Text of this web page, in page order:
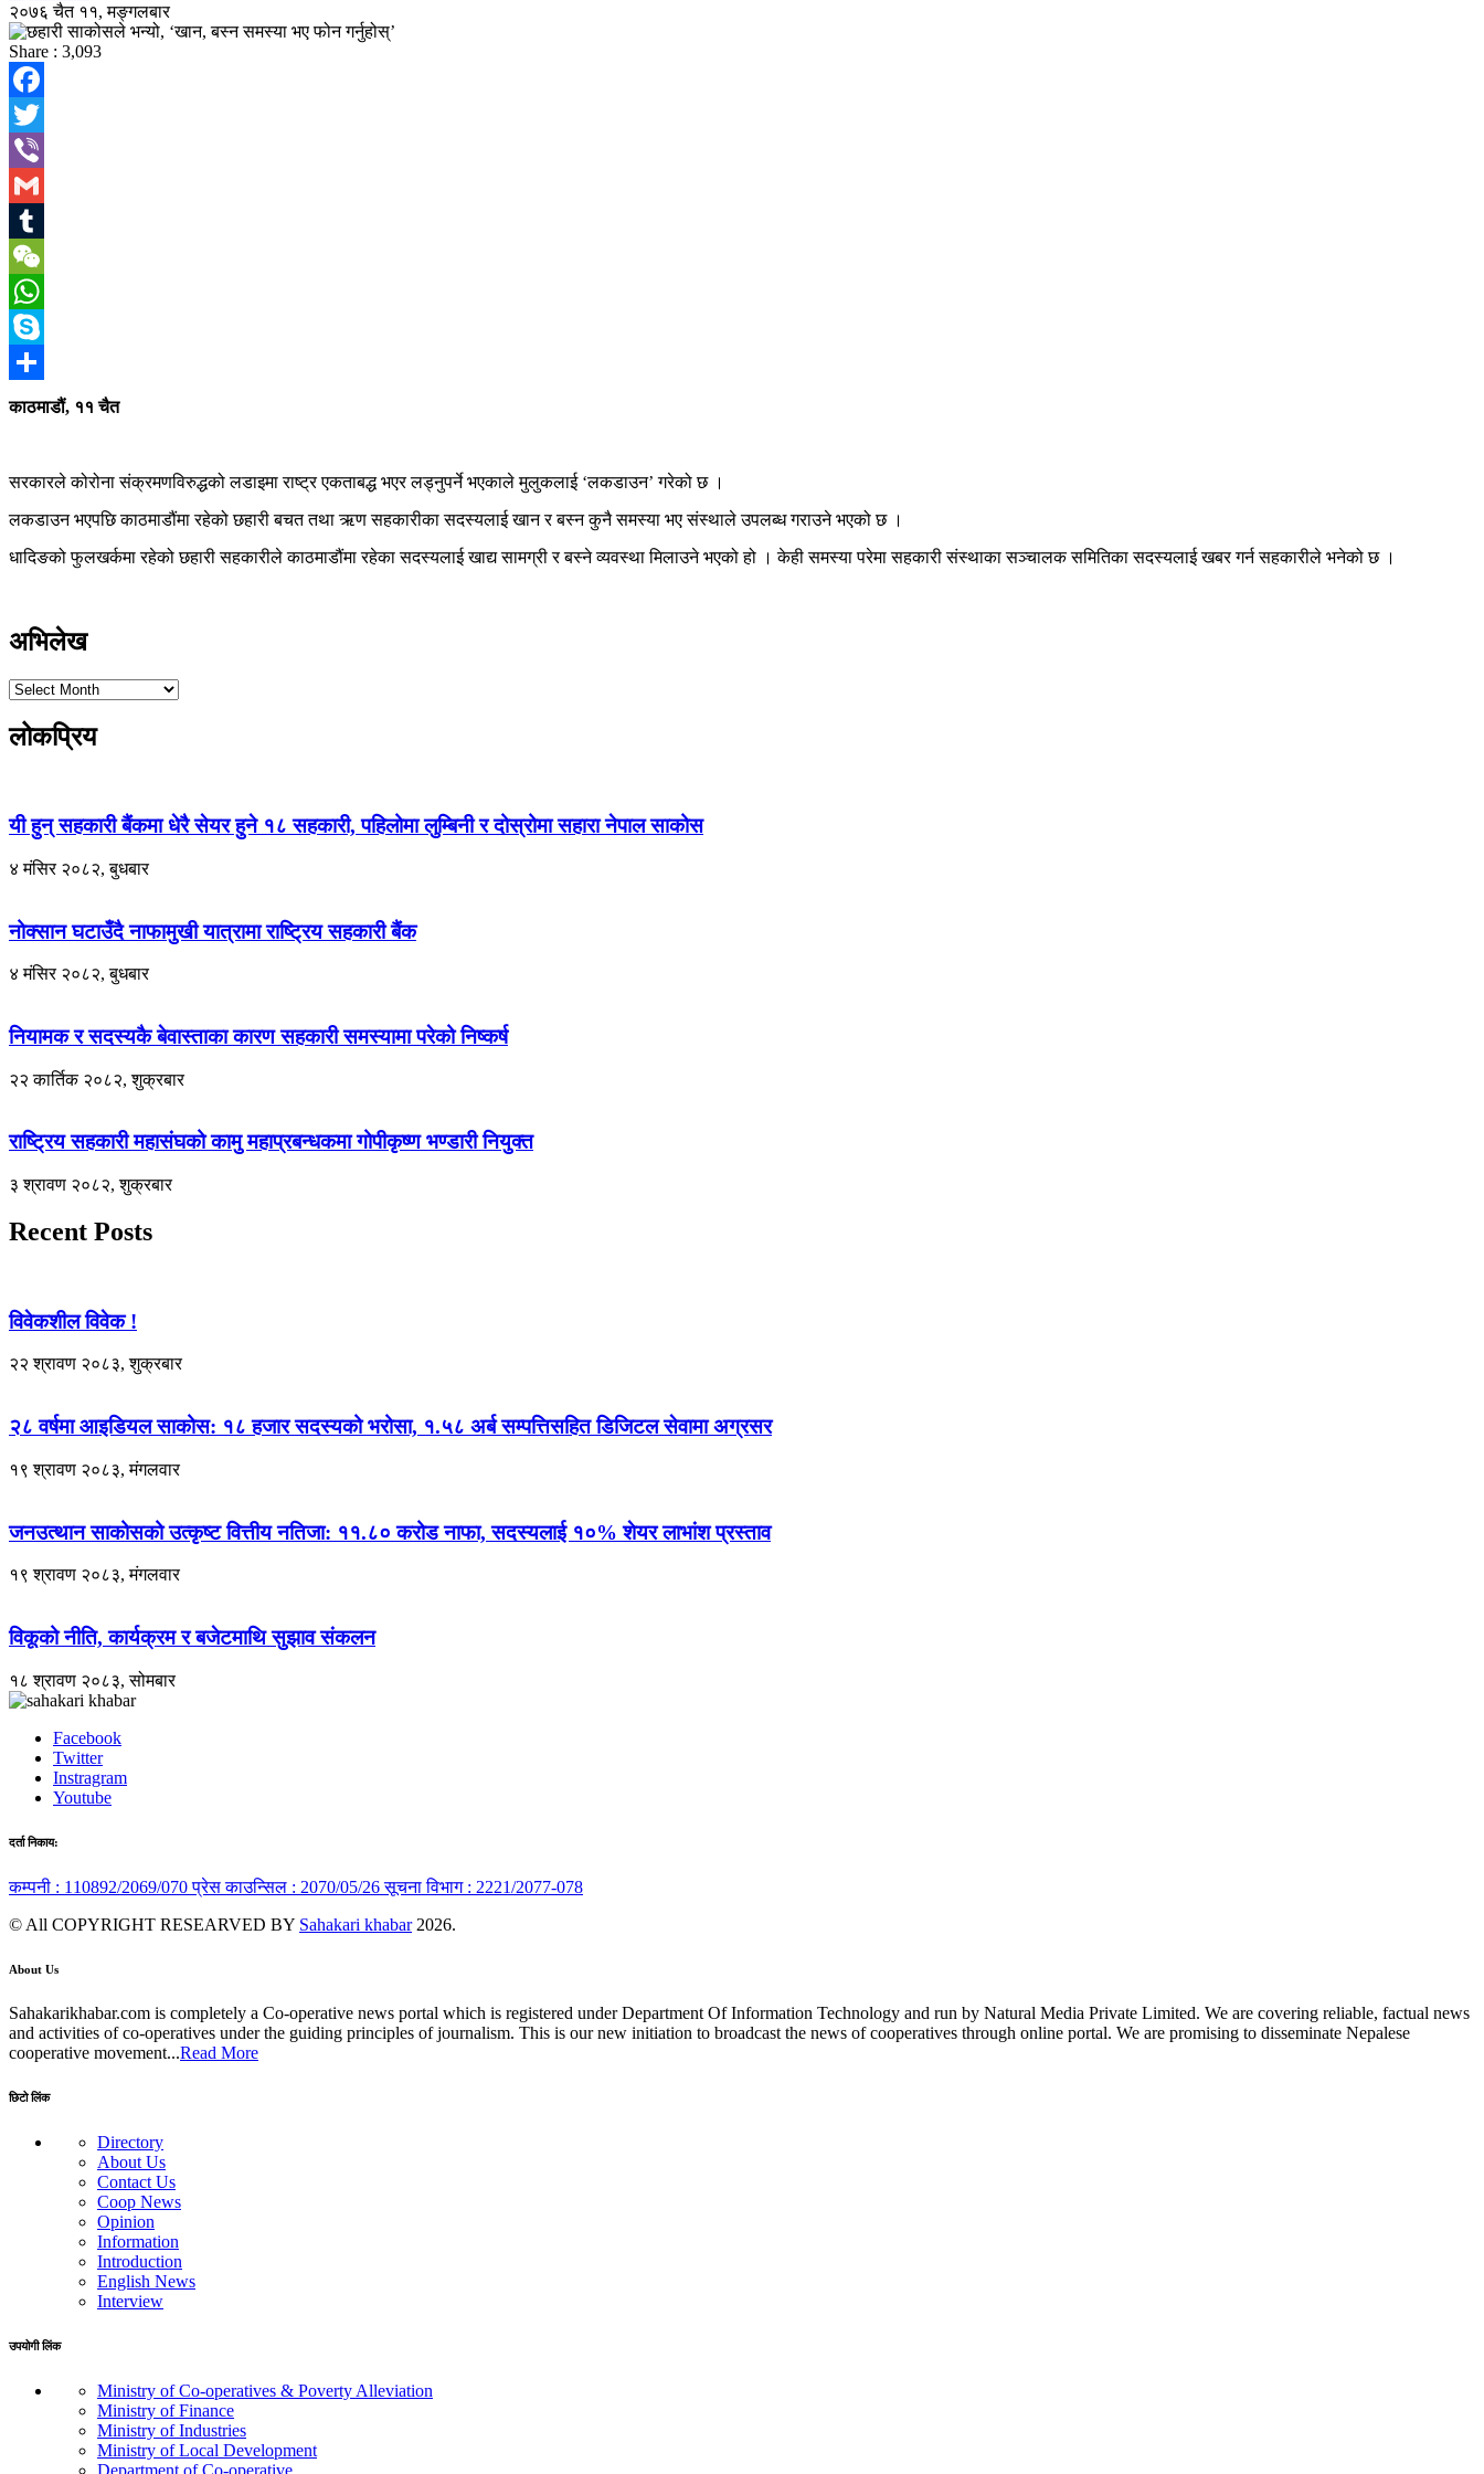
२०७६ चैत ११, मङ्गलबार
Share : 3,093
Facebook
Twitter
Viber
Gmail
Tumblr
WeChat
WhatsApp
Skype
Share
काठमाडौं, ११ चैत
सरकारले कोरोना संक्रमणविरुद्धको लडाइमा राष्ट्र एकताबद्ध भएर लड्नुपर्ने भएकाले मुलुकलाई ‘लकडाउन’ गरेको छ ।
लकडाउन भएपछि काठमाडौंमा रहेको छहारी बचत तथा ऋण सहकारीका सदस्यलाई खान र बस्न कुनै समस्या भए संस्थाले उपलब्ध गराउने भएको छ ।
धादिङको फुलखर्कमा रहेको छहारी सहकारीले काठमाडौंमा रहेका सदस्यलाई खाद्य सामग्री र बस्ने व्यवस्था मिलाउने भएको हो । केही समस्या परेमा सहकारी संस्थाका सञ्चालक समितिका सदस्यलाई खबर गर्न सहकारीले भनेको छ ।
अभिलेख
लोकप्रिय
यी हुन् सहकारी बैंकमा धेरै सेयर हुने १८ सहकारी, पहिलोमा लुम्बिनी र दोस्रोमा सहारा नेपाल साकोस
४ मंसिर २०८२, बुधबार
नोक्सान घटाउँदै नाफामुखी यात्रामा राष्ट्रिय सहकारी बैंक
४ मंसिर २०८२, बुधबार
नियामक र सदस्यकै बेवास्ताका कारण सहकारी समस्यामा परेको निष्कर्ष
२२ कार्तिक २०८२, शुक्रबार
राष्ट्रिय सहकारी महासंघको कामु महाप्रबन्धकमा गोपीकृष्ण भण्डारी नियुक्त
३ श्रावण २०८२, शुक्रबार
Recent Posts
विवेकशील विवेक !
२२ श्रावण २०८३, शुक्रबार
२८ वर्षमा आइडियल साकोस: १८ हजार सदस्यको भरोसा, १.५८ अर्ब सम्पत्तिसहित डिजिटल सेवामा अग्रसर
१९ श्रावण २०८३, मंगलवार
जनउत्थान साकोसको उत्कृष्ट वित्तीय नतिजा: ११.८० करोड नाफा, सदस्यलाई १०% शेयर लाभांश प्रस्ताव
१९ श्रावण २०८३, मंगलवार
विकूको नीति, कार्यक्रम र बजेटमाथि सुझाव संकलन
१८ श्रावण २०८३, सोमबार
Facebook
Twitter
Instragram
Youtube
दर्ता निकाय:
कम्पनी : 110892/2069/070प्रेस काउन्सिल : 2070/05/26सूचना विभाग : 2221/2077-078
© All COPYRIGHT RESEARVED BY Sahakari khabar2026.
About Us
Sahakarikhabar.com is completely a Co-operative news portal which is registered under Department Of Information Technology and run by Natural Media Private Limited. We are covering reliable, factual news
and activities of co-operatives under the guiding principles of journalism. This is our new initiation to broadcast the news of cooperatives through online portal. We are promising to disseminate Nepalese
cooperative movement...Read More
छिटो लिंक
Directory
About Us
Contact Us
Coop News
Opinion
Information
Introduction
English News
Interview
उपयोगी लिंक
Ministry of Co-operatives & Poverty Alleviation
Ministry of Finance
Ministry of Industries
Ministry of Local Development
Department of Co-operative